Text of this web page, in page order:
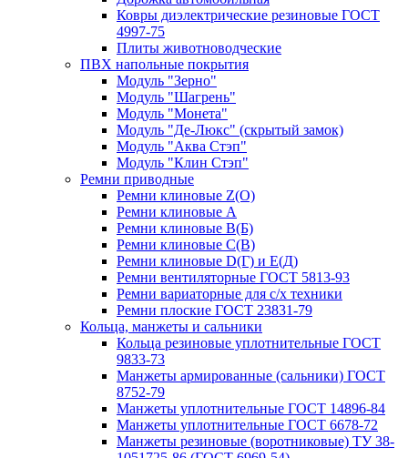
Ковры диэлектрические резиновые ГОСТ
4997-75
Плиты животноводческие
ПВХ напольные покрытия
Модуль "Зерно"
Модуль "Шагрень"
Модуль "Монета"
Модуль "Де-Люкс" (скрытый замок)
Модуль "Аква Стэп"
Модуль "Клин Стэп"
Ремни приводные
Ремни клиновые Z(О)
Ремни клиновые А
Ремни клиновые В(Б)
Ремни клиновые С(В)
Ремни клиновые D(Г) и Е(Д)
Ремни вентиляторные ГОСТ 5813-93
Ремни вариаторные для с/х техники
Ремни плоские ГОСТ 23831-79
Кольца, манжеты и сальники
Кольца резиновые уплотнительные ГОСТ
9833-73
Манжеты армированные (сальники) ГОСТ
8752-79
Манжеты уплотнительные ГОСТ 14896-84
Манжеты уплотнительные ГОСТ 6678-72
Манжеты резиновые (воротниковые) ТУ 38-